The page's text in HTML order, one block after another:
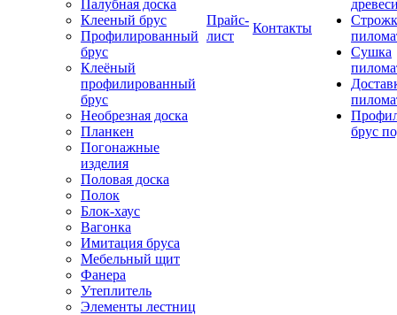
Палубная доска
Клееный брус
Профилированный
брус
Клеёный
профилированный
брус
Необрезная доска
Планкен
Погонажные
изделия
Половая доска
Полок
Блок-хаус
Вагонка
Имитация бруса
Мебельный щит
Фанера
Утеплитель
Элементы лестниц
Прайс-
лист
Контакты
Сушка
брус